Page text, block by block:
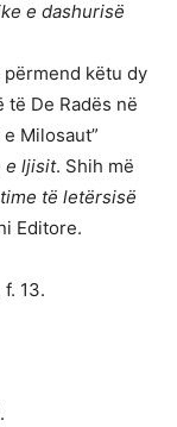
e dashurisë
përmend këtu dy
De Radës në
Milosaut”
e ljisit. Shih më
të letërsisë
Editore.
13.